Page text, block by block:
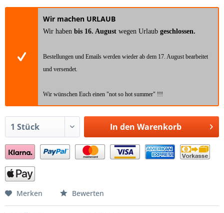
Wir machen URLAUB
Wir haben bis 16. August wegen Urlaub geschlossen.
Bestellungen und Emails werden wieder ab dem 17. August bearbeitet
und versendet.
Wir wünschen Euch einen "not so hot summer" !!!
In den Warenkorb
Merken Bewerten